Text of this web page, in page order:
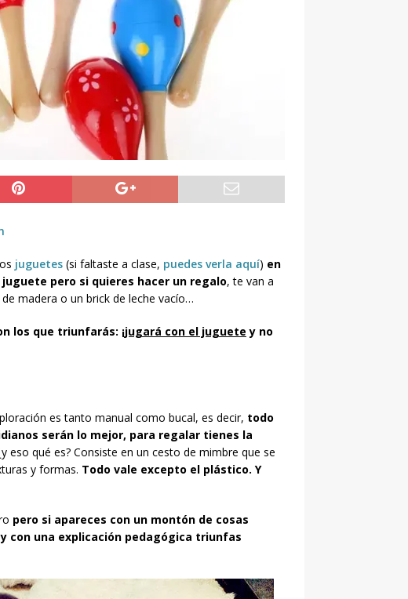
juguetes(si faltaste a clase, puedes verla aquí) en
juguete pero si quieres hacer un regalo, te van a
madera o un brick de leche vacío…
los que triunfarás: ¡jugará con el juguete y no
es tanto manual como bucal, es decir, todo
serán lo mejor, para regalar tienes la
eso qué es? Consiste en un cesto de mimbre que se
y formas. Todo vale excepto el plástico. Y
pero si apareces con un montón de cosas
con una explicación pedagógica triunfas